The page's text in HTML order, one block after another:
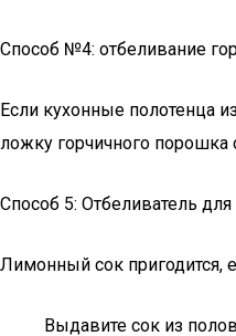
Способ №4: отбеливание
Если кухонные полотенца
ложку горчичного порошка
Способ 5: Отбеливатель
Лимонный сок пригодится,
Выдавите сок из